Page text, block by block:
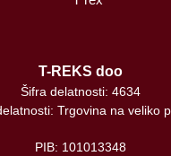
T-REKS doo
Šifra delatnosti: 4634
Trgovina na veliko
PIB: 101013348